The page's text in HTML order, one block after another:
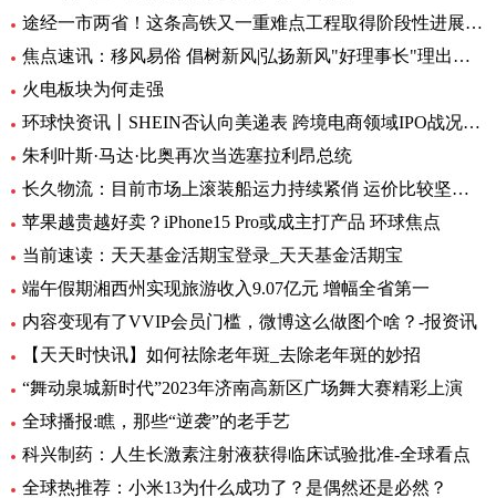
途经一市两省！这条高铁又一重难点工程取得阶段性进展_前沿热点
焦点速讯：移风易俗 倡树新风|弘扬新风"好理事长"理出乡村新风尚
火电板块为何走强
环球快资讯丨SHEIN否认向美递表 跨境电商领域IPO战况如何？
朱利叶斯·马达·比奥再次当选塞拉利昂总统
长久物流：目前市场上滚装船运力持续紧俏 运价比较坚挺-当前速看
苹果越贵越好卖？iPhone15 Pro或成主打产品 环球焦点
当前速读：天天基金活期宝登录_天天基金活期宝
端午假期湘西州实现旅游收入9.07亿元 增幅全省第一
内容变现有了VVIP会员门槛，微博这么做图个啥？-报资讯
【天天时快讯】如何祛除老年斑_去除老年斑的妙招
“舞动泉城新时代”2023年济南高新区广场舞大赛精彩上演
全球播报:瞧，那些“逆袭”的老手艺
科兴制药：人生长激素注射液获得临床试验批准-全球看点
全球热推荐：小米13为什么成功了？是偶然还是必然？